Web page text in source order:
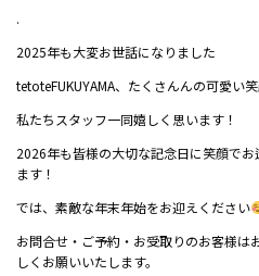
.
2025年も大変お世話になりました
tetoteFUKUYAMA、たくさんんの可愛い
私たちスタッフ一同嬉しく思います！
2026年も皆様の大切な記念日に笑顔で
ます！
では、素敵な年末年始をお迎えください
お問合せ・ご予約・お受取りのお客様は
しくお願いいたします。